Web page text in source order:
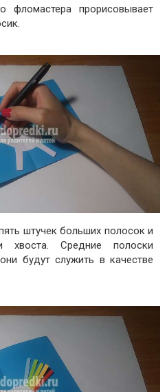
прорисовывает
штучек больших полосок и
хвоста. Средние полоски
будут служить в качестве